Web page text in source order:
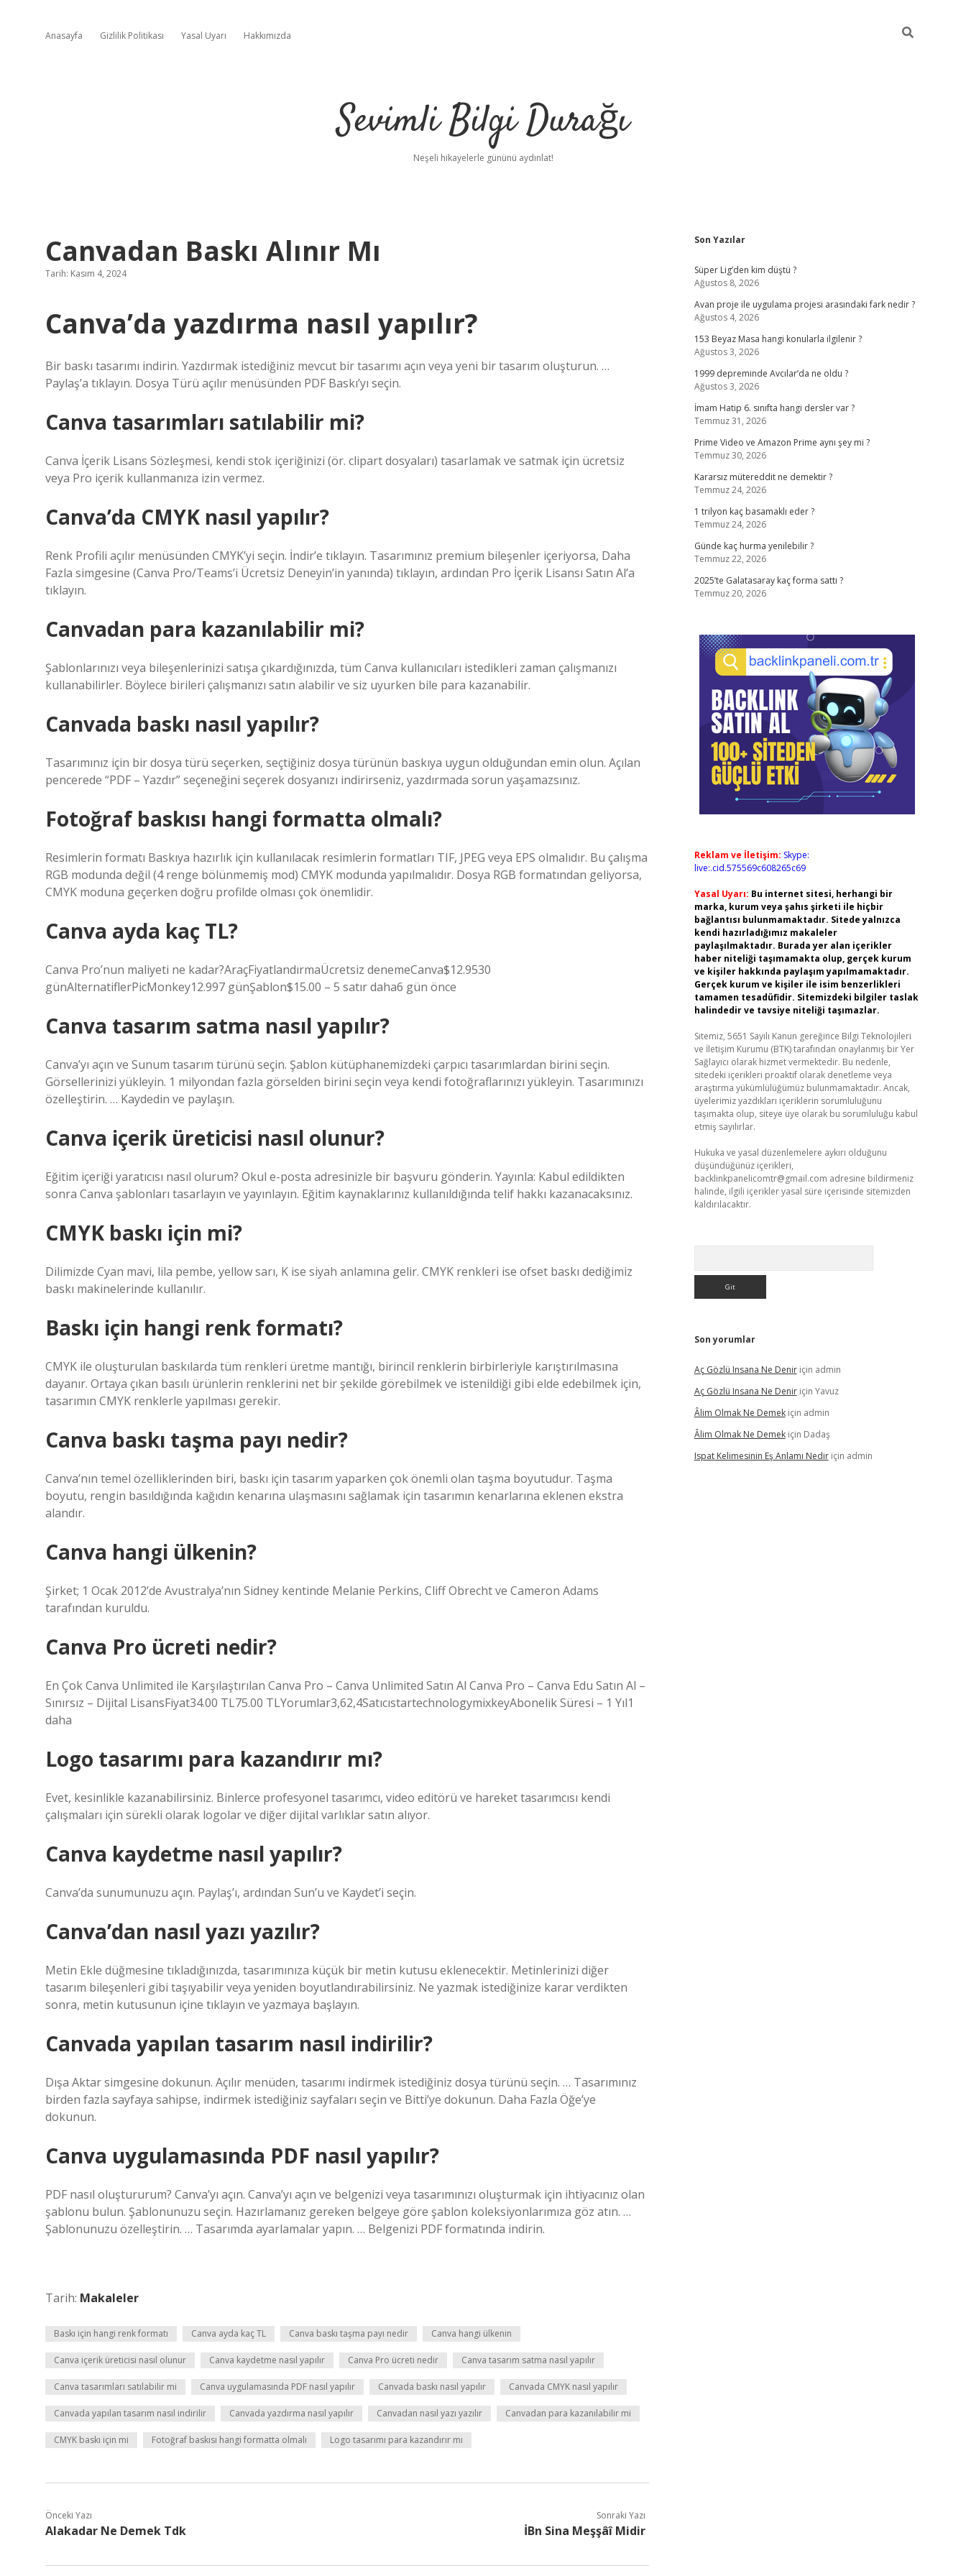
Anasayfa Gizlilik Politikası Yasal Uyarı Hakkımızda
Sevimli Bilgi Durağı
Neşeli hikayelerle gününü aydınlat!
Canvadan Baskı Alınır Mı
Tarih: Kasım 4, 2024
Canva’da yazdırma nasıl yapılır?
Bir baskı tasarımı indirin. Yazdırmak istediğiniz mevcut bir tasarımı açın veya yeni bir tasarım oluşturun. …
Paylaş’a tıklayın. Dosya Türü açılır menüsünden PDF Baskı’yı seçin.
Canva tasarımları satılabilir mi?
Canva İçerik Lisans Sözleşmesi, kendi stok içeriğinizi (ör. clipart dosyaları) tasarlamak ve satmak için ücretsiz
veya Pro içerik kullanmanıza izin vermez.
Canva’da CMYK nasıl yapılır?
Renk Profili açılır menüsünden CMYK’yi seçin. İndir’e tıklayın. Tasarımınız premium bileşenler içeriyorsa, Daha
Fazla simgesine (Canva Pro/Teams’i Ücretsiz Deneyin’in yanında) tıklayın, ardından Pro İçerik Lisansı Satın Al’a
tıklayın.
Canvadan para kazanılabilir mi?
Şablonlarınızı veya bileşenlerinizi satışa çıkardığınızda, tüm Canva kullanıcıları istedikleri zaman çalışmanızı
kullanabilirler. Böylece birileri çalışmanızı satın alabilir ve siz uyurken bile para kazanabilir.
Canvada baskı nasıl yapılır?
Tasarımınız için bir dosya türü seçerken, seçtiğiniz dosya türünün baskıya uygun olduğundan emin olun. Açılan
pencerede “PDF – Yazdır” seçeneğini seçerek dosyanızı indirirseniz, yazdırmada sorun yaşamazsınız.
Fotoğraf baskısı hangi formatta olmalı?
Resimlerin formatı Baskıya hazırlık için kullanılacak resimlerin formatları TIF, JPEG veya EPS olmalıdır. Bu çalışma
RGB modunda değil (4 renge bölünmemiş mod) CMYK modunda yapılmalıdır. Dosya RGB formatından geliyorsa,
CMYK moduna geçerken doğru profilde olması çok önemlidir.
Canva ayda kaç TL?
Canva Pro’nun maliyeti ne kadar?AraçFiyatlandırmaÜcretsiz denemeCanva$12.9530
günAlternatiflerPicMonkey12.997 günŞablon$15.00 – 5 satır daha6 gün önce
Canva tasarım satma nasıl yapılır?
Canva’yı açın ve Sunum tasarım türünü seçin. Şablon kütüphanemizdeki çarpıcı tasarımlardan birini seçin.
Görsellerinizi yükleyin. 1 milyondan fazla görselden birini seçin veya kendi fotoğraflarınızı yükleyin. Tasarımınızı
özelleştirin. … Kaydedin ve paylaşın.
Canva içerik üreticisi nasıl olunur?
Eğitim içeriği yaratıcısı nasıl olurum? Okul e-posta adresinizle bir başvuru gönderin. Yayınla: Kabul edildikten
sonra Canva şablonları tasarlayın ve yayınlayın. Eğitim kaynaklarınız kullanıldığında telif hakkı kazanacaksınız.
CMYK baskı için mi?
Dilimizde Cyan mavi, lila pembe, yellow sarı, K ise siyah anlamına gelir. CMYK renkleri ise ofset baskı dediğimiz
baskı makinelerinde kullanılır.
Baskı için hangi renk formatı?
CMYK ile oluşturulan baskılarda tüm renkleri üretme mantığı, birincil renklerin birbirleriyle karıştırılmasına
dayanır. Ortaya çıkan basılı ürünlerin renklerini net bir şekilde görebilmek ve istenildiği gibi elde edebilmek için,
tasarımın CMYK renklerle yapılması gerekir.
Canva baskı taşma payı nedir?
Canva’nın temel özelliklerinden biri, baskı için tasarım yaparken çok önemli olan taşma boyutudur. Taşma
boyutu, rengin basıldığında kağıdın kenarına ulaşmasını sağlamak için tasarımın kenarlarına eklenen ekstra
alandır.
Canva hangi ülkenin?
Şirket; 1 Ocak 2012’de Avustralya’nın Sidney kentinde Melanie Perkins, Cliff Obrecht ve Cameron Adams
tarafından kuruldu.
Canva Pro ücreti nedir?
En Çok Canva Unlimited ile Karşılaştırılan Canva Pro – Canva Unlimited Satın Al Canva Pro – Canva Edu Satın Al –
Sınırsız – Dijital LisansFiyat34.00 TL75.00 TLYorumlar3,62,4SatıcıstartechnologymixkeyAbonelik Süresi – 1 Yıl1
daha
Logo tasarımı para kazandırır mı?
Evet, kesinlikle kazanabilirsiniz. Binlerce profesyonel tasarımcı, video editörü ve hareket tasarımcısı kendi
çalışmaları için sürekli olarak logolar ve diğer dijital varlıklar satın alıyor.
Canva kaydetme nasıl yapılır?
Canva’da sunumunuzu açın. Paylaş’ı, ardından Sun’u ve Kaydet’i seçin.
Canva’dan nasıl yazı yazılır?
Metin Ekle düğmesine tıkladığınızda, tasarımınıza küçük bir metin kutusu eklenecektir. Metinlerinizi diğer
tasarım bileşenleri gibi taşıyabilir veya yeniden boyutlandırabilirsiniz. Ne yazmak istediğinize karar verdikten
sonra, metin kutusunun içine tıklayın ve yazmaya başlayın.
Canvada yapılan tasarım nasıl indirilir?
Dışa Aktar simgesine dokunun. Açılır menüden, tasarımı indirmek istediğiniz dosya türünü seçin. … Tasarımınız
birden fazla sayfaya sahipse, indirmek istediğiniz sayfaları seçin ve Bitti’ye dokunun. Daha Fazla Öğe’ye
dokunun.
Canva uygulamasında PDF nasıl yapılır?
PDF nasıl oluştururum? Canva’yı açın. Canva’yı açın ve belgenizi veya tasarımınızı oluşturmak için ihtiyacınız olan
şablonu bulun. Şablonunuzu seçin. Hazırlamanız gereken belgeye göre şablon koleksiyonlarımıza göz atın. …
Şablonunuzu özelleştirin. … Tasarımda ayarlamalar yapın. … Belgenizi PDF formatında indirin.
Tarih: Makaleler
Baskı için hangi renk formatı Canva ayda kaç TL Canva baskı taşma payı nedir Canva hangi ülkenin
Canva içerik üreticisi nasıl olunur Canva kaydetme nasıl yapılır Canva Pro ücreti nedir Canva tasarım satma nasıl yapılır
Canva tasarımları satılabilir mi Canva uygulamasında PDF nasıl yapılır Canvada baskı nasıl yapılır Canvada CMYK nasıl yapılır
Canvada yapılan tasarım nasıl indirilir Canvada yazdırma nasıl yapılır Canvadan nasıl yazı yazılır Canvadan para kazanılabilir mi
CMYK baskı için mi Fotoğraf baskısı hangi formatta olmalı Logo tasarımı para kazandırır mı
Önceki Yazı
Alakadar Ne Demek Tdk
Sonraki Yazı
İBn Sina Meşşâî Midir
Sidebar
Son Yazılar
Süper Lig’den kim düştü ?
Ağustos 8, 2026
Avan proje ile uygulama projesi arasındaki fark nedir ?
Ağustos 4, 2026
153 Beyaz Masa hangi konularla ilgilenir ?
Ağustos 3, 2026
1999 depreminde Avcılar’da ne oldu ?
Ağustos 3, 2026
İmam Hatip 6. sınıfta hangi dersler var ?
Temmuz 31, 2026
Prime Video ve Amazon Prime aynı şey mi ?
Temmuz 30, 2026
Kararsız mütereddit ne demektir ?
Temmuz 24, 2026
1 trilyon kaç basamaklı eder ?
Temmuz 24, 2026
Günde kaç hurma yenilebilir ?
Temmuz 22, 2026
2025’te Galatasaray kaç forma sattı ?
Temmuz 20, 2026
Reklam ve İletişim: Skype:
live:.cid.575569c608265c69
Yasal Uyarı: Bu internet sitesi, herhangi bir
marka, kurum veya şahıs şirketi ile hiçbir
bağlantısı bulunmamaktadır. Sitede yalnızca
kendi hazırladığımız makaleler
paylaşılmaktadır. Burada yer alan içerikler
haber niteliği taşımamakta olup, gerçek kurum
ve kişiler hakkında paylaşım yapılmamaktadır.
Gerçek kurum ve kişiler ile isim benzerlikleri
tamamen tesadüfidir. Sitemizdeki bilgiler taslak
halindedir ve tavsiye niteliği taşımazlar.
Sitemiz, 5651 Sayılı Kanun gereğince Bilgi Teknolojileri
ve İletişim Kurumu (BTK) tarafından onaylanmış bir Yer
Sağlayıcı olarak hizmet vermektedir. Bu nedenle,
sitedeki içerikleri proaktif olarak denetleme veya
araştırma yükümlülüğümüz bulunmamaktadır. Ancak,
üyelerimiz yazdıkları içeriklerin sorumluluğunu
taşımakta olup, siteye üye olarak bu sorumluluğu kabul
etmiş sayılırlar.
Hukuka ve yasal düzenlemelere aykırı olduğunu
düşündüğünüz içerikleri,
backlinkpanelicomtr@gmail.com adresine bildirmeniz
halinde, ilgili içerikler yasal süre içerisinde sitemizden
kaldırılacaktır.
Son yorumlar
Aç Gözlü Insana Ne Deniriçin admin
Aç Gözlü Insana Ne Deniriçin Yavuz
Âlim Olmak Ne Demekiçin admin
Âlim Olmak Ne Demekiçin Dadaş
Ispat Kelimesinin Eş Anlamı Nediriçin admin